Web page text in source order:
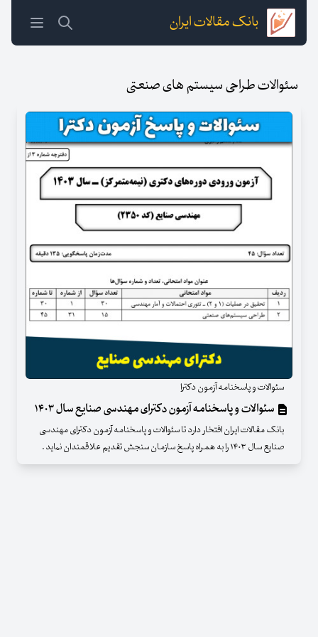
بانک مقالات ایران
سئوالات طراحی سیستم های صنعتی
سئوالات و پاسخنامه آزمون دکترا
سئوالات و پاسخنامه آزمون دکترای مهندسی صنایع سال ۱۴۰۳
بانک مقالات ایران افتخار دارد تا سئوالات و پاسخنامه آزمون دکترای مهندسی
صنایع سال ۱۴۰۳ را به همراه پاسخ سازمان سنجش تقدیم علاقمندان نماید .